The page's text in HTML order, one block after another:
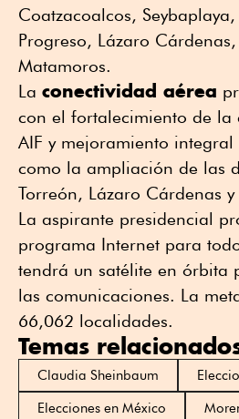
Coatzacoalcos,
Progreso, Lázaro
Matamoros.
La conectividad aérea
con el fortalecimiento de la
AIF y mejoramiento
como la ampliación de las
Torreón, Lázaro Cárdenas y
La aspirante presidencial
programa Internet para
tendrá un satélite en órbita
las comunicaciones. La
66,062 localidades.
Temas
Claudia Sheinbaum
Elecciones en México